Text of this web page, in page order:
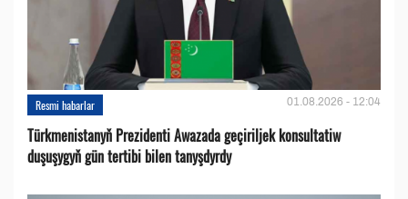
Resmi habarlar 01.08.2026 - 12:04
Türkmenistanyň Prezidenti Awazada geçiriljek konsultatiw
duşuşygyň gün tertibi bilen tanyşdyrdy